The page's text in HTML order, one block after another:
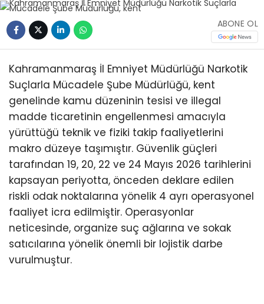
ABONE OL
Kahramanmaraş İl Emniyet Müdürlüğü Narkotik
Suçlarla Mücadele Şube Müdürlüğü, kent
genelinde kamu düzeninin tesisi ve illegal
madde ticaretinin engellenmesi amacıyla
yürüttüğü teknik ve fiziki takip faaliyetlerini
makro düzeye taşımıştır. Güvenlik güçleri
tarafından 19, 20, 22 ve 24 Mayıs 2026 tarihlerini
kapsayan periyotta, önceden deklare edilen
riskli odak noktalarına yönelik 4 ayrı operasyonel
faaliyet icra edilmiştir. Operasyonlar
neticesinde, organize suç ağlarına ve sokak
satıcılarına yönelik önemli bir lojistik darbe
vurulmuştur.